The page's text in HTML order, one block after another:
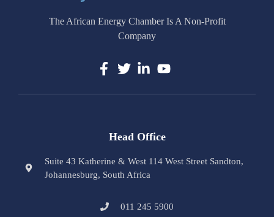
The African Energy Chamber Is A Non-Profit
Company
Head Office
Suite 43 Katherine & West 114 West Street Sandton,
Johannesburg, South Africa
011 245 5900